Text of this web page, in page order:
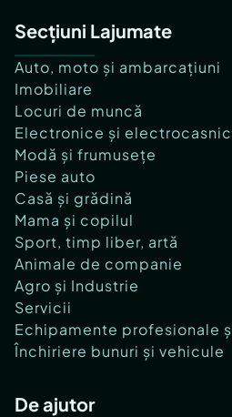
Secțiuni Lajumate
Auto, moto și ambarcațiuni
Imobiliare
Locuri de muncă
Electronice și
Modă și frumusețe
Piese auto
Casă și grădină
Mama și copilul
Sport, timp liber, artă
Animale de companie
Agro și Industrie
Servicii
Echipamente profesionale
Închiriere bunuri și vehicule
De ajutor